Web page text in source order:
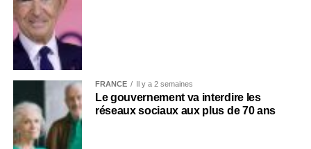
FRANCE Il y a 2 semaines
Le gouvernement va interdire les
réseaux sociaux aux plus de 70 ans